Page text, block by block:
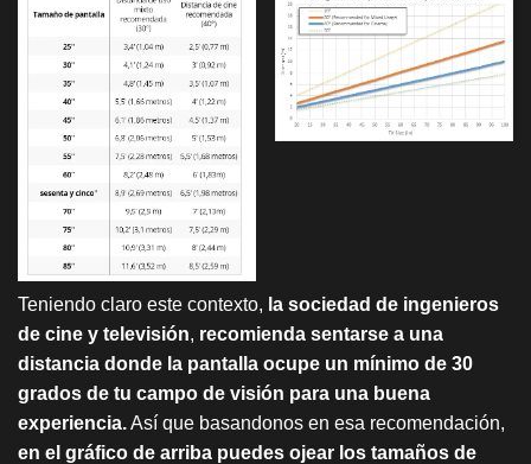
Teniendo claro este contexto, la sociedad de ingenieros
de cine y televisión, recomienda sentarse a una
distancia donde la pantalla ocupe un mínimo de 30
grados de tu campo de visión para una buena
experiencia.Así que basandonos en esa recomendación,
en el gráfico de arriba puedes ojear los tamaños de